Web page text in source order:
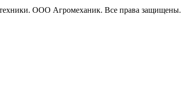
ООО Агромеханик. Все права защищены.